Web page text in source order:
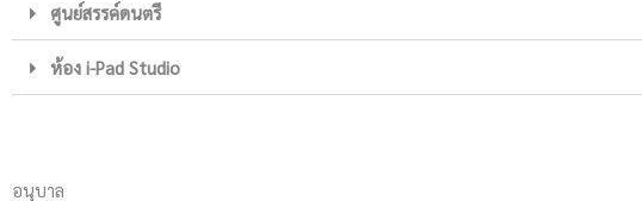
ศูนย์สรรค์ดนตรี
ห้อง i-Pad Studio
อนุบาล